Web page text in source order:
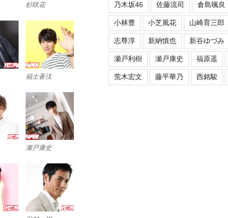
杉咲花
福士蒼汰
瀬戸康史
乃木坂46 佐藤流司 倉島颯良
小林豊 小芝風花 山崎育三郎
志尊淳 新納慎也 新谷ゆづみ
瀬戸利樹 瀬戸康史 福原遥
荒木宏文 藤平華乃 西銘駿